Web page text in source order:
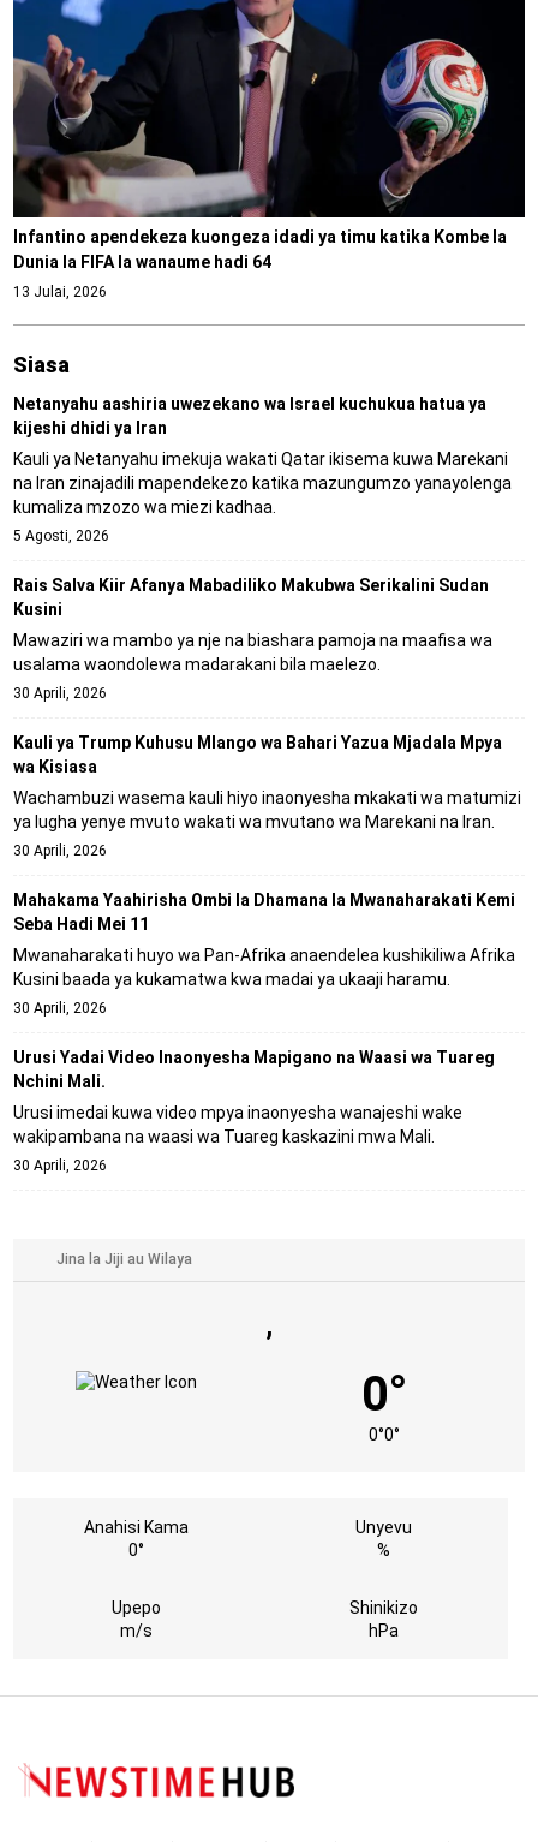
Infantino apendekeza kuongeza idadi ya timu katika Kombe la
Dunia la FIFA la wanaume hadi 64
13 Julai, 2026
Siasa
Netanyahu aashiria uwezekano wa Israel kuchukua hatua ya
kijeshi dhidi ya Iran
Kauli ya Netanyahu imekuja wakati Qatar ikisema kuwa Marekani
na Iran zinajadili mapendekezo katika mazungumzo yanayolenga
kumaliza mzozo wa miezi kadhaa.
5 Agosti, 2026
Rais Salva Kiir Afanya Mabadiliko Makubwa Serikalini Sudan
Kusini
Mawaziri wa mambo ya nje na biashara pamoja na maafisa wa
usalama waondolewa madarakani bila maelezo.
30 Aprili, 2026
Kauli ya Trump Kuhusu Mlango wa Bahari Yazua Mjadala Mpya
wa Kisiasa
Wachambuzi wasema kauli hiyo inaonyesha mkakati wa matumizi
ya lugha yenye mvuto wakati wa mvutano wa Marekani na Iran.
30 Aprili, 2026
Mahakama Yaahirisha Ombi la Dhamana la Mwanaharakati Kemi
Seba Hadi Mei 11
Mwanaharakati huyo wa Pan-Afrika anaendelea kushikiliwa Afrika
Kusini baada ya kukamatwa kwa madai ya ukaaji haramu.
30 Aprili, 2026
Urusi Yadai Video Inaonyesha Mapigano na Waasi wa Tuareg
Nchini Mali.
Urusi imedai kuwa video mpya inaonyesha wanajeshi wake
wakipambana na waasi wa Tuareg kaskazini mwa Mali.
30 Aprili, 2026
,
0°
0°0°
Anahisi Kama
0°
Unyevu
%
Upepo
m/s
Shinikizo
hPa